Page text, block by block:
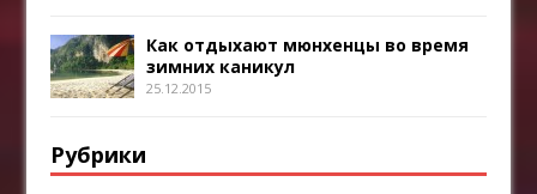
Как отдыхают мюнхенцы во время
зимних каникул
25.12.2015
Рубрики